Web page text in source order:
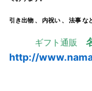
引き出物 、 内祝い 、 法事 な
ギフト通販
http://